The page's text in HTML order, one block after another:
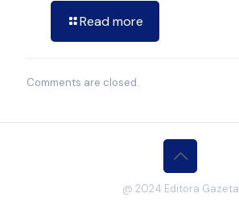
Read more
Comments are closed.
@ 2024 Editora Gazeta